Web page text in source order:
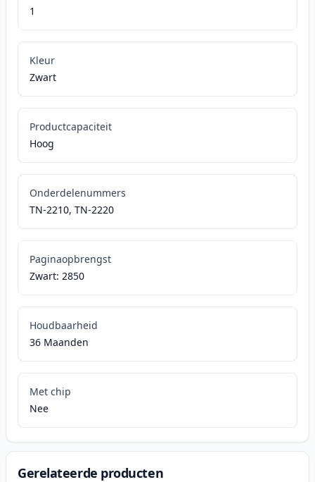
1
Kleur
Zwart
Productcapaciteit
Hoog
Onderdelenummers
TN-2210, TN-2220
Paginaopbrengst
Zwart: 2850
Houdbaarheid
36 Maanden
Met chip
Nee
Gerelateerde producten